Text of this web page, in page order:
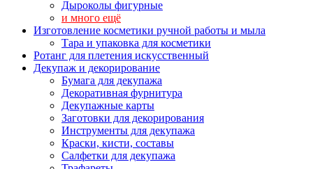
Дыроколы фигурные
и много ещё
Изготовление косметики ручной работы и мыла
Тара и упаковка для косметики
Ротанг для плетения искусственный
Декупаж и декорирование
Бумага для декупажа
Декоративная фурнитура
Декупажные карты
Заготовки для декорирования
Инструменты для декупажа
Краски, кисти, составы
Салфетки для декупажа